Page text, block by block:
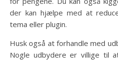
der kan hjælpe med at
tema eller plugin.
Husk også at forhandle med
Nogle udbydere er villige til